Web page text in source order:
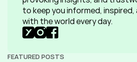
to keep you informed,
with the world every day.
FEATURED POSTS